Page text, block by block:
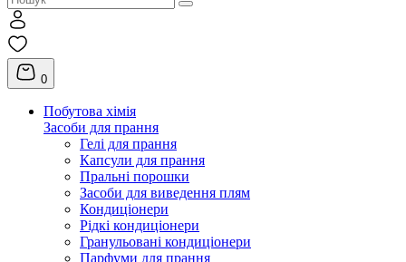
0
Побутова хімія
Засоби для прання
Гелі для прання
Капсули для прання
Пральні порошки
Засоби для виведення плям
Кондиціонери
Рідкі кондиціонери
Гранульовані кондиціонери
Парфуми для прання